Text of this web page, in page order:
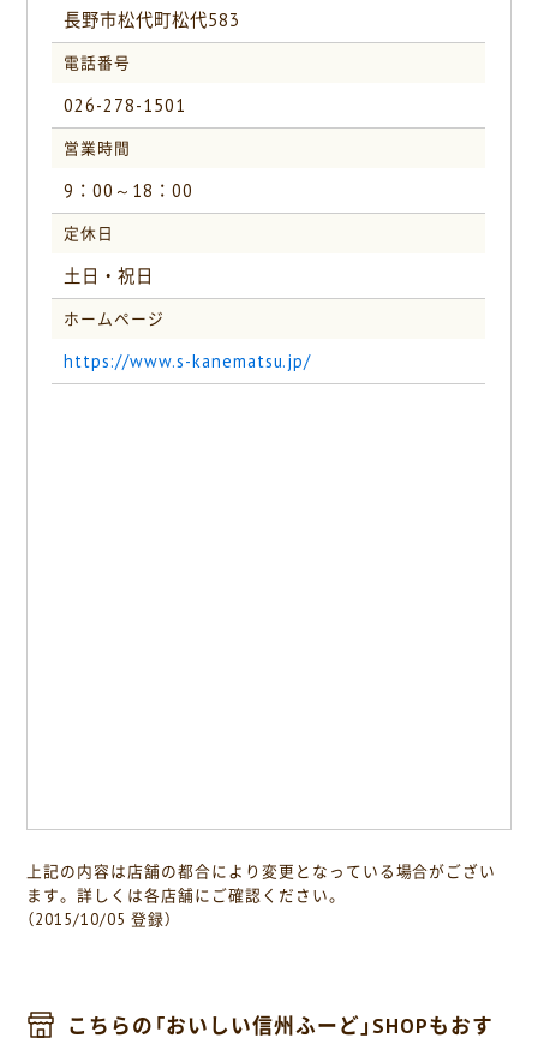
長野市松代町松代583
電話番号
026-278-1501
営業時間
9：00～18：00
定休日
土日・祝日
ホームページ
https://www.s-kanematsu.jp/
上記の内容は店舗の都合により変更となっている場合がござい
ます。詳しくは各店舗にご確認ください。
（2015/10/05 登録）
こちらの「おいしい信州ふーど」SHOPもおす